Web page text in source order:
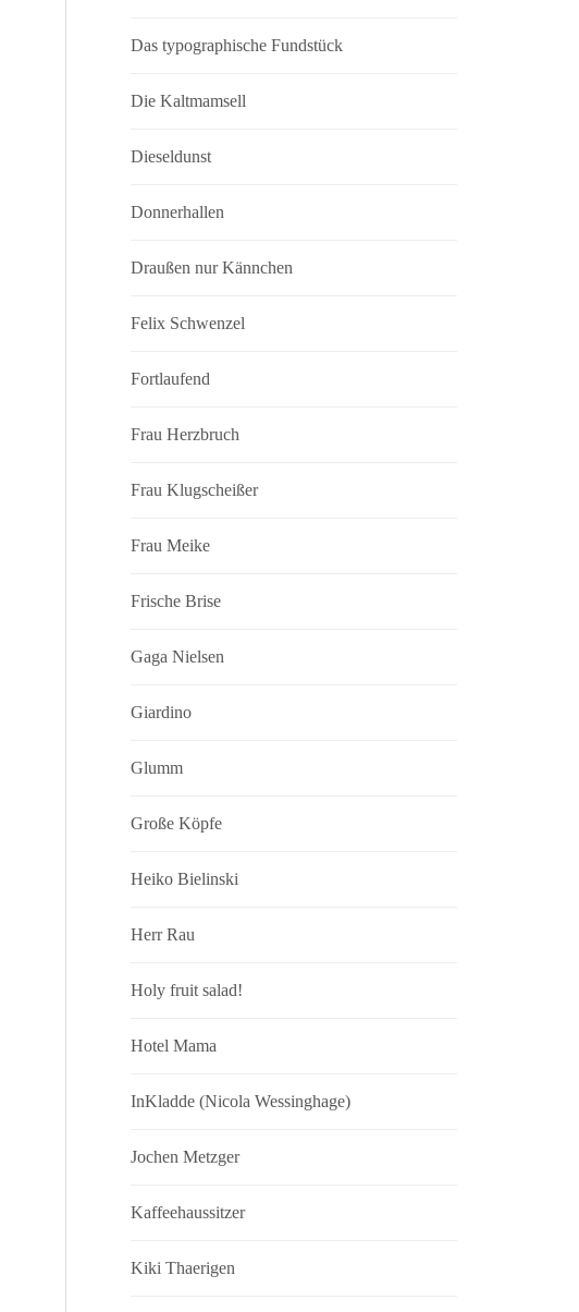
Das typographische Fundstück
Die Kaltmamsell
Dieseldunst
Donnerhallen
Draußen nur Kännchen
Felix Schwenzel
Fortlaufend
Frau Herzbruch
Frau Klugscheißer
Frau Meike
Frische Brise
Gaga Nielsen
Giardino
Glumm
Große Köpfe
Heiko Bielinski
Herr Rau
Holy fruit salad!
Hotel Mama
InKladde (Nicola Wessinghage)
Jochen Metzger
Kaffeehaussitzer
Kiki Thaerigen